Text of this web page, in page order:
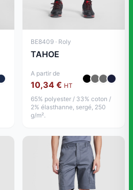
BE8409 · Roly
TAHOE
A partir de
10,34 € HT
65% polyester / 33% coton /
2% élasthanne, sergé, 250
g/m².